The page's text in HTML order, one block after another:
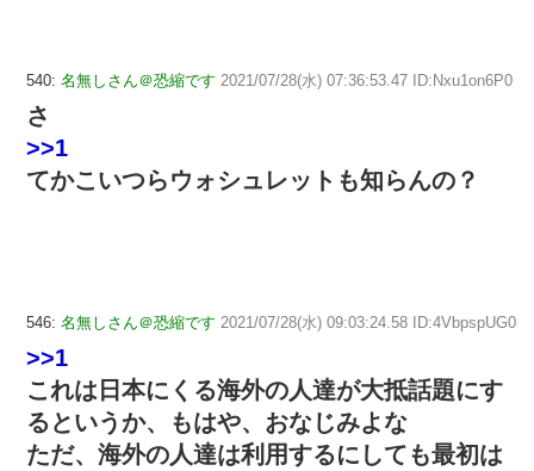
540: 名無しさん＠恐縮です 2021/07/28(水) 07:36:53.47 ID:Nxu1on6P0
さ
>>1
てかこいつらウォシュレットも知らんの？
546: 名無しさん＠恐縮です 2021/07/28(水) 09:03:24.58 ID:4VbpspUG0
>>1
これは日本にくる海外の人達が大抵話題にす
るというか、もはや、おなじみよな
ただ、海外の人達は利用するにしても最初は